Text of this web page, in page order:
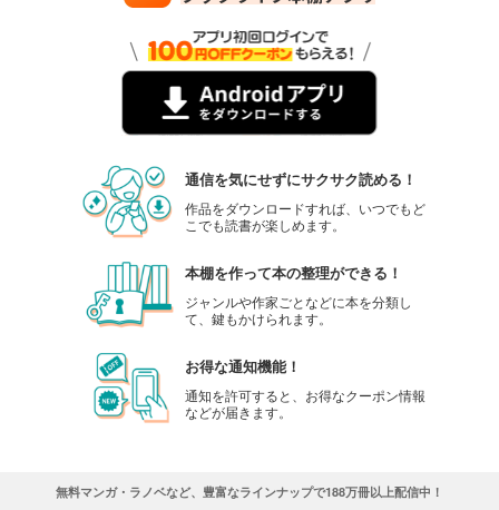
通信を気にせずにサクサク読める！
作品をダウンロードすれば、いつでもど
こでも読書が楽しめます。
本棚を作って本の整理ができる！
ジャンルや作家ごとなどに本を分類し
て、鍵もかけられます。
お得な通知機能！
通知を許可すると、お得なクーポン情報
などが届きます。
無料マンガ・ラノベなど、豊富なラインナップで188万冊以上配信中！